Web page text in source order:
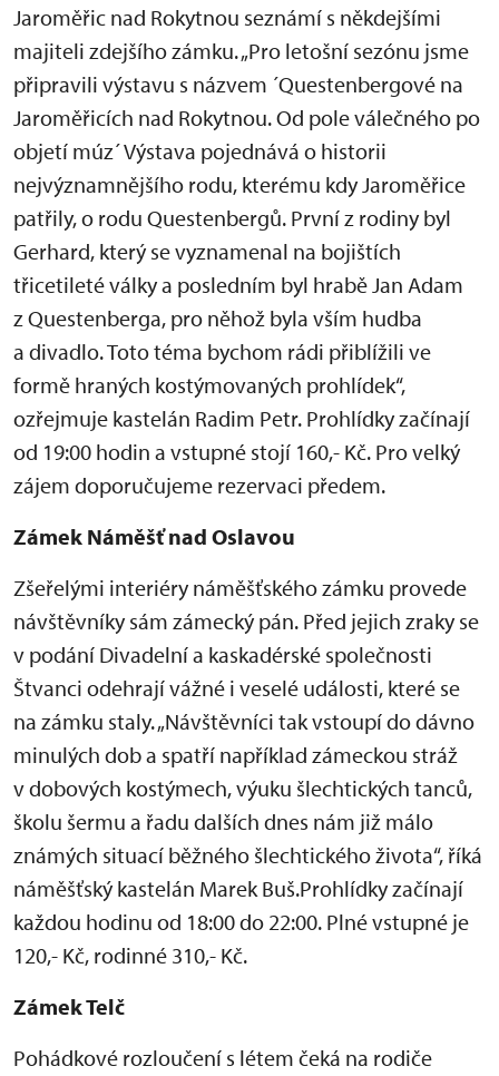
Jaroměřic nad Rokytnou seznámí s někdejšími
majiteli zdejšího zámku. „Pro letošní sezónu jsme
připravili výstavu s názvem ´Questenbergové na
Jaroměřicích nad Rokytnou. Od pole válečného po
objetí múz´ Výstava pojednává o historii
nejvýznamnějšího rodu, kterému kdy Jaroměřice
patřily, o rodu Questenbergů. První z rodiny byl
Gerhard, který se vyznamenal na bojištích
třicetileté války a posledním byl hrabě Jan Adam
z Questenberga, pro něhož byla vším hudba
a divadlo. Toto téma bychom rádi přiblížili ve
formě hraných kostýmovaných prohlídek“,
ozřejmuje kastelán Radim Petr. Prohlídky začínají
od 19:00 hodin a vstupné stojí 160,- Kč. Pro velký
zájem doporučujeme rezervaci předem.
Zámek Náměšť nad Oslavou
Zšeřelými interiéry náměšťského zámku provede
návštěvníky sám zámecký pán. Před jejich zraky se
v podání Divadelní a kaskadérské společnosti
Štvanci odehrají vážné i veselé události, které se
na zámku staly. „Návštěvníci tak vstoupí do dávno
minulých dob a spatří například zámeckou stráž
v dobových kostýmech, výuku šlechtických tanců,
školu šermu a řadu dalších dnes nám již málo
známých situací běžného šlechtického života“, říká
náměšťský kastelán Marek Buš.Prohlídky začínají
každou hodinu od 18:00 do 22:00. Plné vstupné je
120,- Kč, rodinné 310,- Kč.
Zámek Telč
Pohádkové rozloučení s létem čeká na rodiče